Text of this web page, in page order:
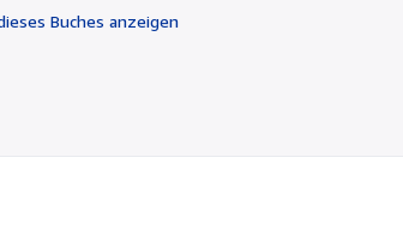
Sternen
Buches anzeigen